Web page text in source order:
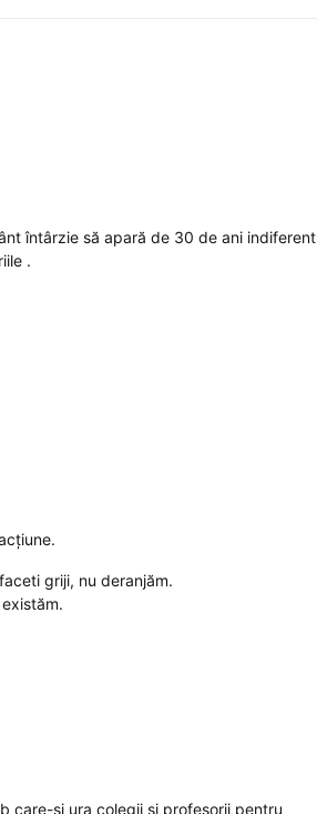
întârzie să apară de 30 de ani indiferent
.
griji, nu deranjăm.
care-si ura colegii si profesorii pentru